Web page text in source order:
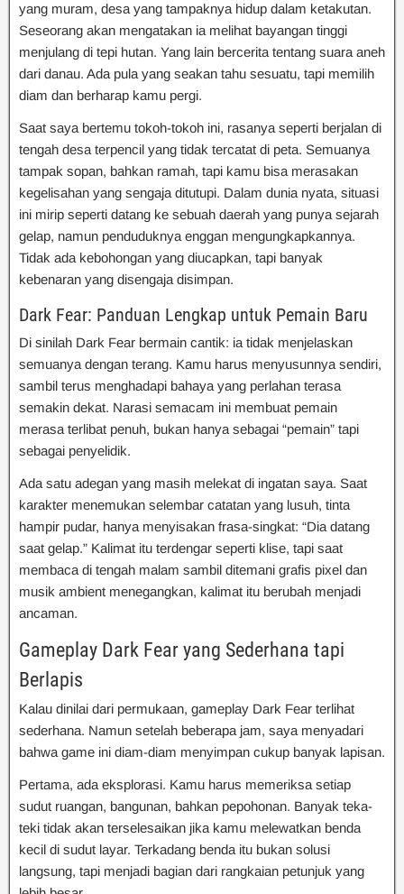
yang muram, desa yang tampaknya hidup dalam ketakutan.
Seseorang akan mengatakan ia melihat bayangan tinggi
menjulang di tepi hutan. Yang lain bercerita tentang suara aneh
dari danau. Ada pula yang seakan tahu sesuatu, tapi memilih
diam dan berharap kamu pergi.
Saat saya bertemu tokoh-tokoh ini, rasanya seperti berjalan di
tengah desa terpencil yang tidak tercatat di peta. Semuanya
tampak sopan, bahkan ramah, tapi kamu bisa merasakan
kegelisahan yang sengaja ditutupi. Dalam dunia nyata, situasi
ini mirip seperti datang ke sebuah daerah yang punya sejarah
gelap, namun penduduknya enggan mengungkapkannya.
Tidak ada kebohongan yang diucapkan, tapi banyak
kebenaran yang disengaja disimpan.
Dark Fear: Panduan Lengkap untuk Pemain Baru
Di sinilah Dark Fear bermain cantik: ia tidak menjelaskan
semuanya dengan terang. Kamu harus menyusunnya sendiri,
sambil terus menghadapi bahaya yang perlahan terasa
semakin dekat. Narasi semacam ini membuat pemain
merasa terlibat penuh, bukan hanya sebagai “pemain” tapi
sebagai penyelidik.
Ada satu adegan yang masih melekat di ingatan saya. Saat
karakter menemukan selembar catatan yang lusuh, tinta
hampir pudar, hanya menyisakan frasa-singkat: “Dia datang
saat gelap.” Kalimat itu terdengar seperti klise, tapi saat
membaca di tengah malam sambil ditemani grafis pixel dan
musik ambient menegangkan, kalimat itu berubah menjadi
ancaman.
Gameplay Dark Fear yang Sederhana tapi
Berlapis
Kalau dinilai dari permukaan, gameplay Dark Fear terlihat
sederhana. Namun setelah beberapa jam, saya menyadari
bahwa game ini diam-diam menyimpan cukup banyak lapisan.
Pertama, ada eksplorasi. Kamu harus memeriksa setiap
sudut ruangan, bangunan, bahkan pepohonan. Banyak teka-
teki tidak akan terselesaikan jika kamu melewatkan benda
kecil di sudut layar. Terkadang benda itu bukan solusi
langsung, tapi menjadi bagian dari rangkaian petunjuk yang